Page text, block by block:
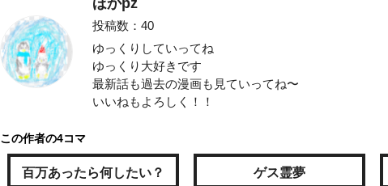
投稿数：40
ゆっくりしていってね
ゆっくり大好きです
最新話も過去の漫画も見ていってね〜
いいねもよろしく！！
この作者の4コマ
百万あったら何したい？ ゲス霊夢